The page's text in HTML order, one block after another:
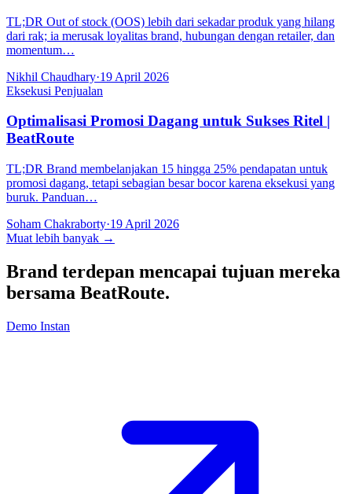
TL;DR Out of stock (OOS) lebih dari sekadar produk yang hilang
dari rak; ia merusak loyalitas brand, hubungan dengan retailer, dan
momentum…
Nikhil Chaudhary·19 April 2026
Eksekusi Penjualan
Optimalisasi Promosi Dagang untuk Sukses Ritel |
BeatRoute
TL;DR Brand membelanjakan 15 hingga 25% pendapatan untuk
promosi dagang, tetapi sebagian besar bocor karena eksekusi yang
buruk. Panduan…
Soham Chakraborty·19 April 2026
Muat lebih banyak →
Brand terdepan mencapai tujuan mereka
bersama BeatRoute.
Demo Instan